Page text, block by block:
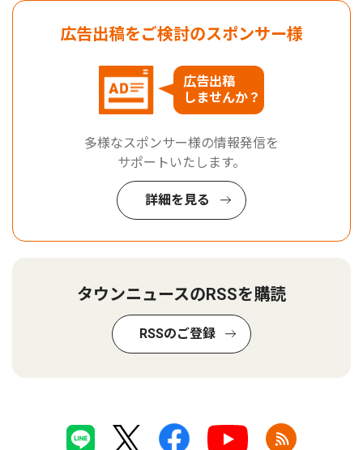
広告出稿をご検討のスポンサー様
広告出稿
しませんか？
多様なスポンサー様の情報発信を
サポートいたします。
詳細を見る
タウンニュースのRSSを購読
RSSのご登録